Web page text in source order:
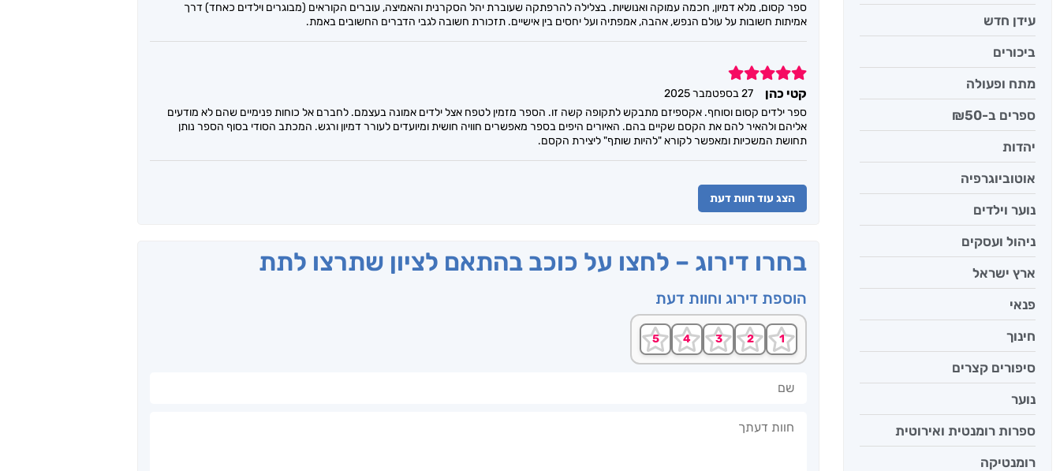
עידן חדש
ביכורים
מתח ופעולה
ספרים ב-₪50
יהדות
אוטוביוגרפיה
נוער וילדים
ניהול ועסקים
ארץ ישראל
פנאי
חינוך
סיפורים קצרים
נוער
ספרות רומנטית ואירוטית
רומנטיקה
ספר קסום, מלא דמיון, חכמה עמוקה ואנושיות. בצלילה להרפתקה שעוברת יהל הסקרנית והאמיצה, עוברים הקוראים (מבוגרים וילדים כאחד) דרך
אמיתות חשובות על עולם הנפש, אהבה, אמפתיה ועל יחסים בין אישיים. תזכורת חשובה לגבי הדברים החשובים באמת.
5
קטי כהן
27 בספטמבר 2025
ספר ילדים קסום וסוחף. אקספיזם מתבקש לתקופה קשה זו. הספר מזמין לטפח אצל ילדים אמונה בעצמם. לחברם אל כוחות פנימיים שהם לא מודעים
אליהם ולהאיר להם את הקסם שקיים בהם. האיורים היפים בספר מאפשרים חוויה חושית ומיועדים לעורר דמיון ורגש. המכתב הסודי בסוף הספר נותן
תחושת המשכיות ומאפשר לקורא "להיות שותף" ליצירת הקסם.
הצג עוד חוות דעת
בחרו דירוג – לחצו על כוכב בהתאם לציון שתרצו לתת
הוספת דירוג וחוות דעת